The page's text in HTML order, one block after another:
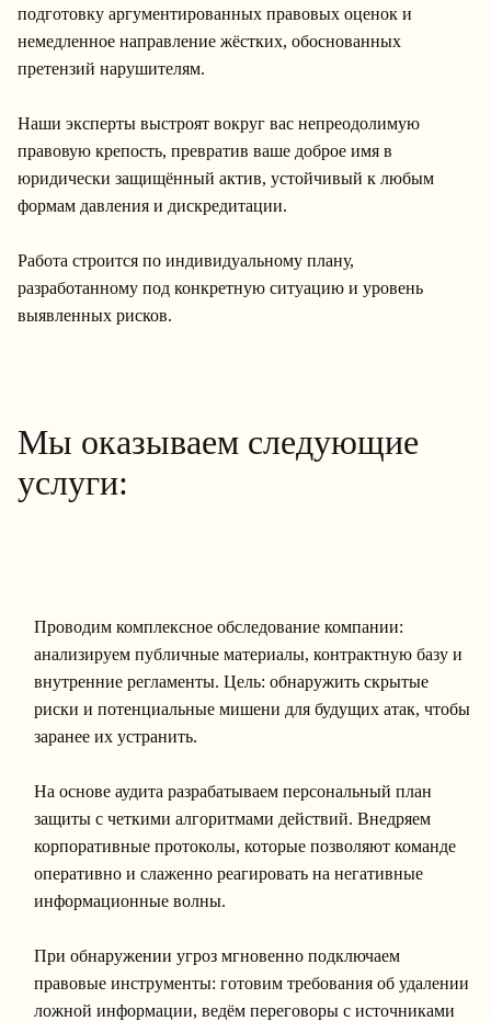
подготовку аргументированных правовых оценок и
немедленное направление жёстких, обоснованных
претензий нарушителям.
Наши эксперты выстроят вокруг вас непреодолимую
правовую крепость, превратив ваше доброе имя в
юридически защищённый актив, устойчивый к любым
формам давления и дискредитации.
Работа строится по индивидуальному плану,
разработанному под конкретную ситуацию и уровень
выявленных рисков.
Мы оказываем следующие
услуги:
Проводим комплексное обследование компании:
анализируем публичные материалы, контрактную базу и
внутренние регламенты. Цель: обнаружить скрытые
риски и потенциальные мишени для будущих атак, чтобы
заранее их устранить.
На основе аудита разрабатываем персональный план
защиты с четкими алгоритмами действий. Внедряем
корпоративные протоколы, которые позволяют команде
оперативно и слаженно реагировать на негативные
информационные волны.
При обнаружении угроз мгновенно подключаем
правовые инструменты: готовим требования об удалении
ложной информации, ведём переговоры с источниками